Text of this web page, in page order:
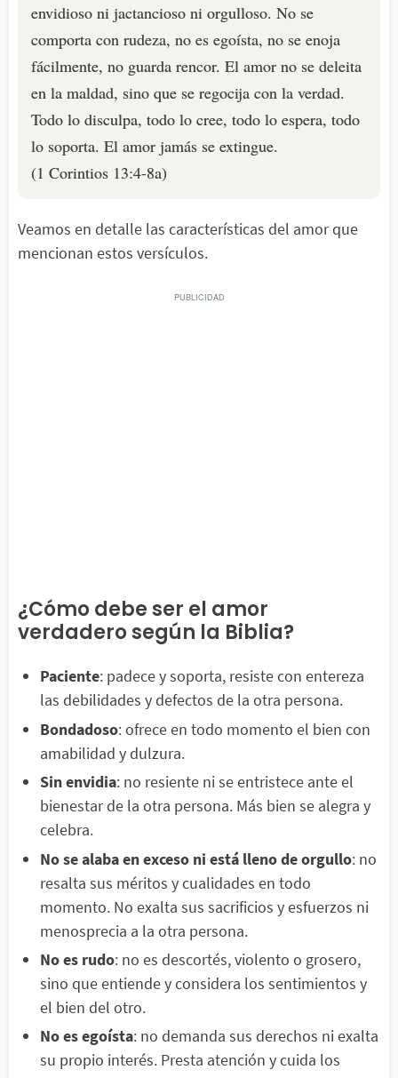
envidioso ni jactancioso ni orgulloso. No se
comporta con rudeza, no es egoísta, no se enoja
fácilmente, no guarda rencor. El amor no se deleita
en la maldad, sino que se regocija con la verdad.
Todo lo disculpa, todo lo cree, todo lo espera, todo
lo soporta. El amor jamás se extingue.
(1 Corintios 13:4-8a)
Veamos en detalle las características del amor que
mencionan estos versículos.
¿Cómo debe ser el amor
verdadero según la Biblia?
Paciente: padece y soporta, resiste con entereza
las debilidades y defectos de la otra persona.
Bondadoso: ofrece en todo momento el bien con
amabilidad y dulzura.
Sin envidia: no resiente ni se entristece ante el
bienestar de la otra persona. Más bien se alegra y
celebra.
No se alaba en exceso ni está lleno de orgullo: no
resalta sus méritos y cualidades en todo
momento. No exalta sus sacrificios y esfuerzos ni
menosprecia a la otra persona.
No es rudo: no es descortés, violento o grosero,
sino que entiende y considera los sentimientos y
el bien del otro.
No es egoísta: no demanda sus derechos ni exalta
su propio interés. Presta atención y cuida los